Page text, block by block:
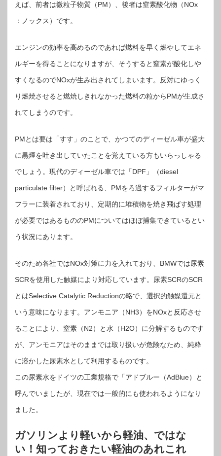
えば、前者は微粒子物質（PM）、後者は窒素酸化物（NOx
：ノックス）です。
エンジンの効率を高めるのであれば燃料を早く燃やしてエネ
ルギーを得ることになりますが、そうすると窒素が酸化しや
すくなるのでNOxが生み出されてしまいます。反対にゆっく
り燃焼させると燃焼しきれなかった燃料の粒からPMが生成さ
れてしまうのです。
PMとは要は「すす」のことで、かつてのディーゼル車が盛大
に黒煙を吐き出していたことを覚えている方もいらっしゃる
でしょう。現代のディーゼル車では「DPF」（diesel
particulate filter）と呼ばれる、PMをろ過するフィルターがマ
フラーに装着されており、定期的に堆積物を焼き飛ばす処理
が必要ではあるもののPMについてはほぼ捕集できているとい
う状況にあります。
そのため各社ではNOx対策に力を入れており、BMWでは尿素
SCRを使用した触媒により対応しています。尿素SCRのSCR
とはSelective Catalytic Reductionの略で、選択的触媒還元と
いう意味になります。アンモニア（NH3）をNOxと反応させ
ることにより、窒素（N2）と水（H2O）に分解するものです
が、アンモニアはそのままでは取り扱いが危険なため、純粋
に溶かした尿素水として利用するものです。
この尿素水をドイツの工業規格で「アドブルー（AdBlue）と
呼んでいましたが、現在では一般的にも使われるようになり
ました。
ガソリンより軽いから軽油、ではな
い！知っておきたい軽油のあれこれ